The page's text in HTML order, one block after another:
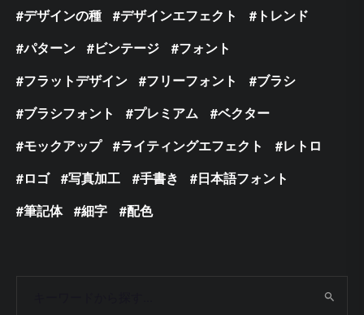
デザインの種
デザインエフェクト
トレンド
パターン
ビンテージ
フォント
フラットデザイン
フリーフォント
ブラシ
ブラシフォント
プレミアム
ベクター
モックアップ
ライティングエフェクト
レトロ
ロゴ
写真加工 手書き
日本語フォント
筆記体
細字 配色